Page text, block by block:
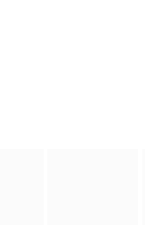
毅然弃政从
景波、徐邵梁、孙希光和黄鹰等
舜晞 饰）强强联手，携手霍仙